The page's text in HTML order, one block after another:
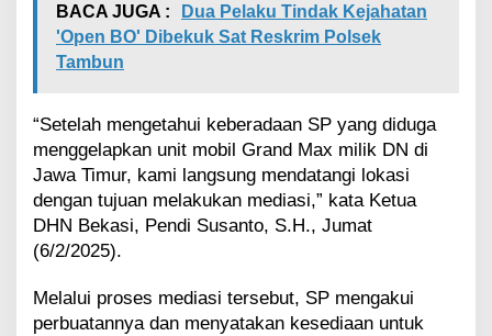
a
e
m
i
i
k
BACA JUGA :
Dua Pelaku Tindak Kejahatan
'Open BO' Dibekuk Sat Reskrim Polsek
Tambun
“Setelah mengetahui keberadaan SP yang diduga
menggelapkan unit mobil Grand Max milik DN di
Jawa Timur, kami langsung mendatangi lokasi
dengan tujuan melakukan mediasi,” kata Ketua
DHN Bekasi, Pendi Susanto, S.H., Jumat
(6/2/2025).
Melalui proses mediasi tersebut, SP mengakui
perbuatannya dan menyatakan kesediaan untuk